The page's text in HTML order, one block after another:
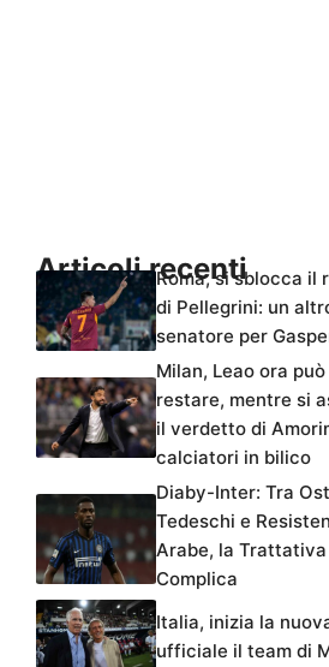
Articoli recenti
Roma, si sblocca il
di Pellegrini: un
senatore per
Milan, Leao ora può
restare, mentre si
il verdetto di
calciatori in bilico
Diaby-Inter: Tra
Tedeschi e
Arabe, la Trattativa
Complica
Italia, inizia la
ufficiale il team di